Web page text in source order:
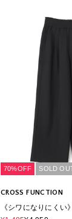
70%OFF SOLD
CROSS FUNCTION
《シワになりにくい